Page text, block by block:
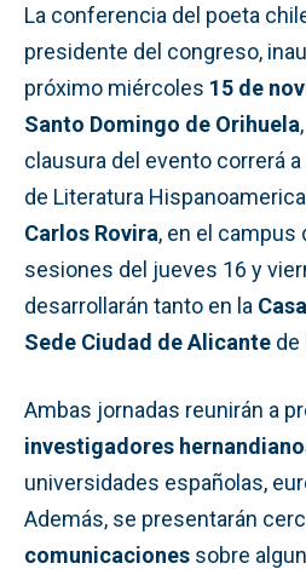
La conferencia del poeta
presidente del congreso,
próximo miércoles 15 de
Santo Domingo de Orihuela
clausura del evento correrá
de Literatura
Carlos Rovira, en el campus
sesiones del jueves 16 y
desarrollarán tanto en la
Sede Ciudad de Alicante de
Ambas jornadas reunirán a
investigadores
universidades españolas,
Además, se presentarán
comunicaciones sobre